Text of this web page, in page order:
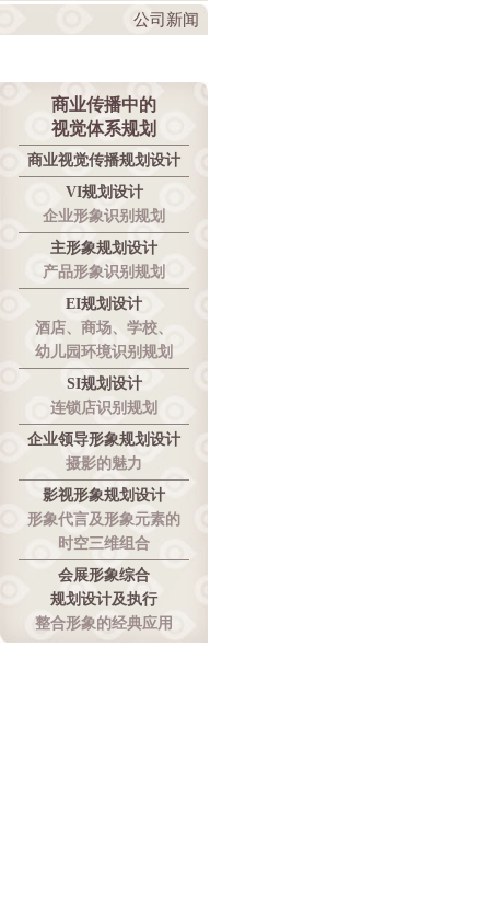
公司新闻
商业传播中的
视觉体系规划
商业视觉传播规划设计
VI规划设计
企业形象识别规划
主形象规划设计
产品形象识别规划
EI规划设计
酒店、商场、学校、
幼儿园环境识别规划
SI规划设计
连锁店识别规划
企业领导形象规划设计
摄影的魅力
影视形象规划设计
形象代言及形象元素的
时空三维组合
会展形象综合
规划设计及执行
整合形象的经典应用